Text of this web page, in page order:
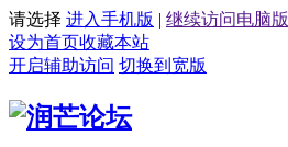
请选择 进入手机版 | 继续访问电脑版
设为首页收藏本站
开启辅助访问 切换到宽版